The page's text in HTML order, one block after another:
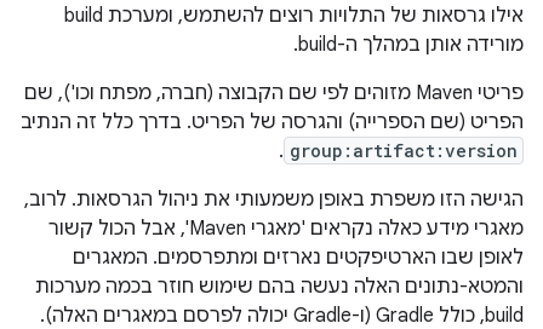
אילו גרסאות של התלויות רוצים להשתמש, ומערכת build
מורידה אותן במהלך ה-build.
פריטי Maven מזוהים לפי שם הקבוצה (חברה, מפתח וכו'), שם
הפריט (שם הספרייה) והגרסה של הפריט. בדרך כלל זה הנתיב
group:artifact:version
.
הגישה הזו משפרת באופן משמעותי את ניהול הגרסאות. לרוב,
מאגרי מידע כאלה נקראים 'מאגרי Maven', אבל הכול קשור
לאופן שבו הארטיפקטים נארזים ומתפרסמים. המאגרים
והמטא-נתונים האלה נעשה בהם שימוש חוזר בכמה מערכות
build, כולל Gradle (ו-Gradle יכולה לפרסם במאגרים האלה).